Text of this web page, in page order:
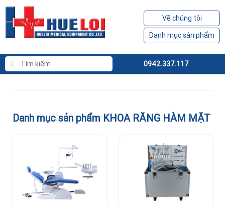
Về chúng tôi
Danh mục sản phẩm
0942.337.117
Danh mục sản phẩm KHOA RĂNG HÀM MẶT